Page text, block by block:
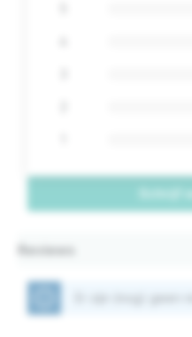
Reviews